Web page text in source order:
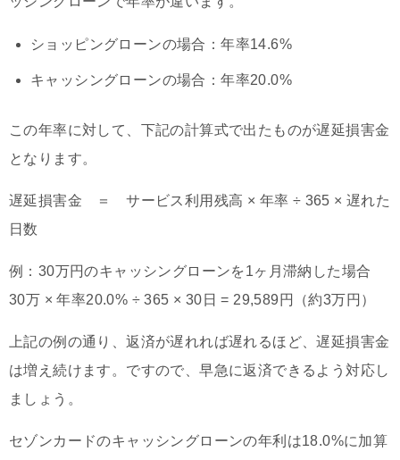
ショッピングローンの場合：年率14.6%
キャッシングローンの場合：年率20.0%
この年率に対して、下記の計算式で出たものが遅延損害金
となります。
遅延損害金 ＝ サービス利用残高 × 年率 ÷ 365 × 遅れた
日数
例：30万円のキャッシングローンを1ヶ月滞納した場合
30万 × 年率20.0% ÷ 365 × 30日 = 29,589円（約3万円）
上記の例の通り、返済が遅れれば遅れるほど、遅延損害金
は増え続けます。ですので、早急に返済できるよう対応し
ましょう。
セゾンカードのキャッシングローンの年利は18.0%に加算